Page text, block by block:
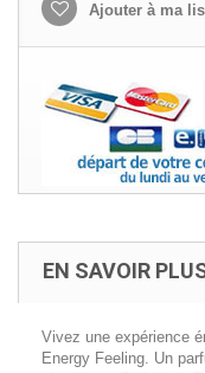
Ajouter à ma
EN SAVOIR
Vivez une expérience
Energy Feeling. Un